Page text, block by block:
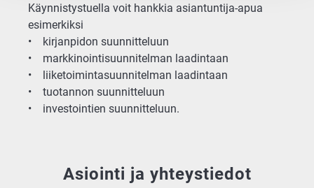
Käynnistystuella voit hankkia asiantuntija-apua
esimerkiksi
• kirjanpidon suunnitteluun
• markkinointisuunnitelman laadintaan
• liiketoimintasuunnitelman laadintaan
• tuotannon suunnitteluun
• investointien suunnitteluun.
Asiointi ja yhteystiedot